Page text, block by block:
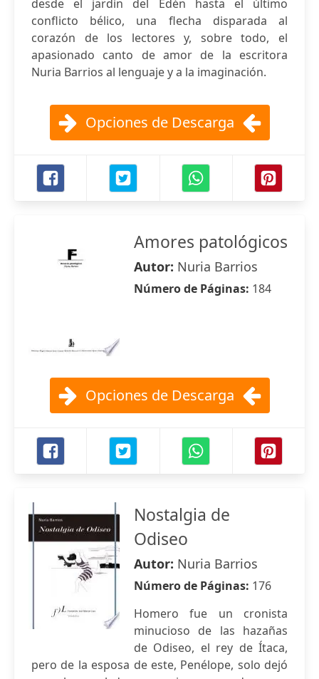
desde el jardín del Edén hasta el último
conflicto bélico, una flecha disparada al
corazón de los lectores y, sobre todo, el
apasionado canto de amor de la escritora
Nuria Barrios al lenguaje y a la imaginación.
Opciones de Descarga
Amores patológicos
Autor: Nuria Barrios
Número de Páginas: 184
Opciones de Descarga
Nostalgia de
Odiseo
Autor: Nuria Barrios
Número de Páginas: 176
Homero fue un cronista
minucioso de las hazañas
de Odiseo, el rey de Ítaca,
pero de la esposa de este, Penélope, solo dejó